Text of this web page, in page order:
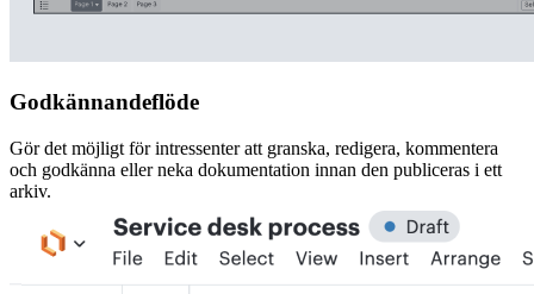
Godkännandeflöde
Gör det möjligt för intressenter att granska, redigera, kommentera
och godkänna eller neka dokumentation innan den publiceras i ett
arkiv.